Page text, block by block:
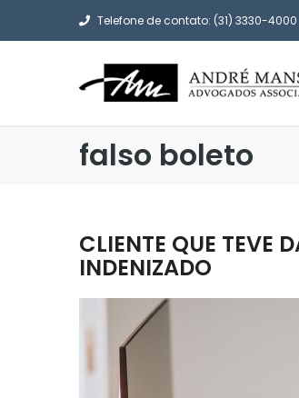
Telefone de contato: (31) 3330-4000
falso boleto
CLIENTE QUE TEVE
INDENIZADO